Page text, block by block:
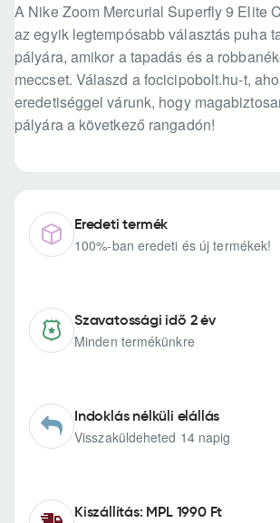
A Nike Zoom Mercurial Superfly 9 Elite
az egyik legtempósabb választás puha
pályára, amikor a tapadás és a
meccset. Válaszd a focicipobolt.hu-t,
eredetiséggel várunk, hogy
pályára a következő rangadón!
Eredeti termék
100%-ban eredeti és új termékek!
Szavatossági idő 2 év
Minden termékünkre
Indoklás nélküli elállás
Visszaküldeheted 14 napig
Kiszállítás: MPL 1990 Ft